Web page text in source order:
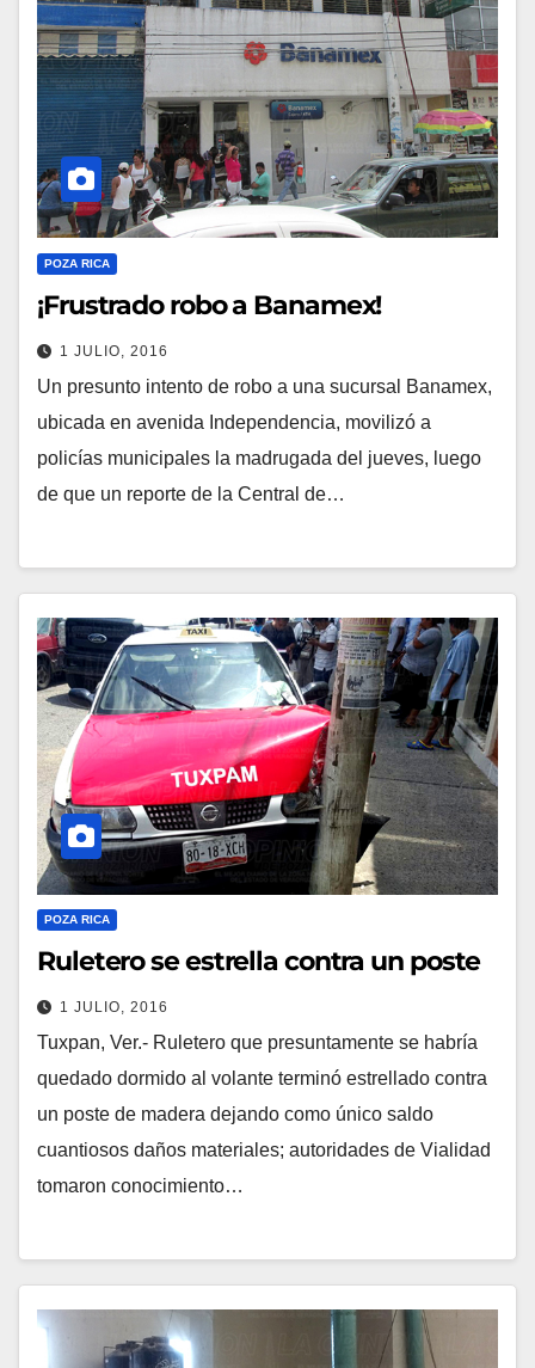
POZA RICA
¡Frustrado robo a Banamex!
1 JULIO, 2016
Un presunto intento de robo a una sucursal Banamex,
ubicada en avenida Independencia, movilizó a
policías municipales la madrugada del jueves, luego
de que un reporte de la Central de…
POZA RICA
Ruletero se estrella contra un poste
1 JULIO, 2016
Tuxpan, Ver.- Ruletero que presuntamente se habría
quedado dormido al volante terminó estrellado contra
un poste de madera dejando como único saldo
cuantiosos daños materiales; autoridades de Vialidad
tomaron conocimiento…